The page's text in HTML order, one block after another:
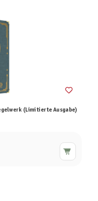
(Limitierte Ausgabe)